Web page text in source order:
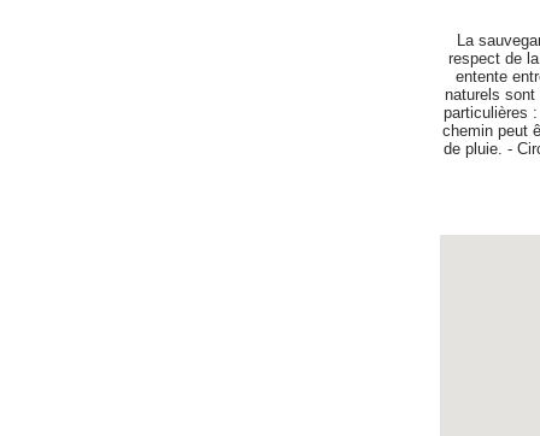
La
respect de
entente
naturels sont
particulières
chemin peut
de pluie. -